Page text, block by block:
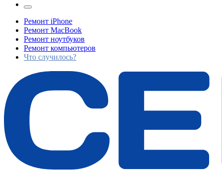
Ремонт iPhone
Ремонт MacBook
Ремонт ноутбуков
Ремонт компьютеров
Что случилось?